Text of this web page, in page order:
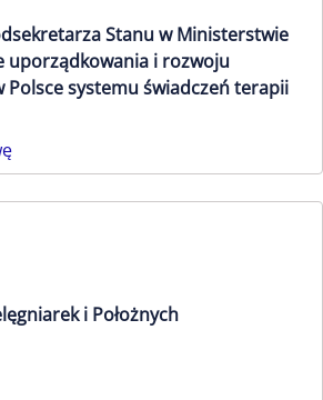
Stanu w Ministerstwie
uporządkowania i rozwoju
Polsce systemu świadczeń terapii
i Położnych